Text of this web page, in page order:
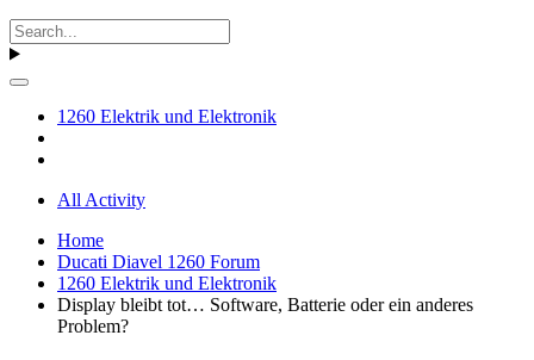
1260 Elektrik und Elektronik
All Activity
Home
Ducati Diavel 1260 Forum
1260 Elektrik und Elektronik
Display bleibt tot… Software, Batterie oder ein anderes
Problem?